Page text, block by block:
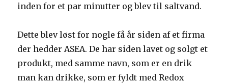
inden for et par minutter og blev til saltvand.
Dette blev løst for nogle få år siden af et firma
der hedder ASEA. De har siden lavet og solgt et
produkt, med samme navn, som er en drik
man kan drikke, som er fyldt med Redox